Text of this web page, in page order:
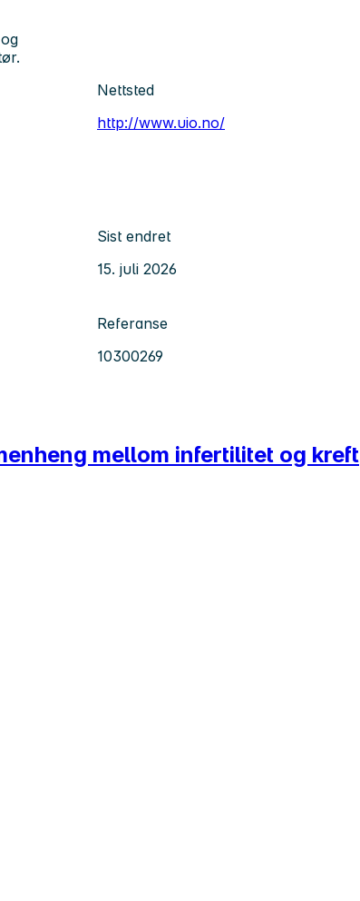
Nettsted
http://www.uio.no/
Sist endret
15. juli 2026
Referanse
10300269
mellom infertilitet og kreft